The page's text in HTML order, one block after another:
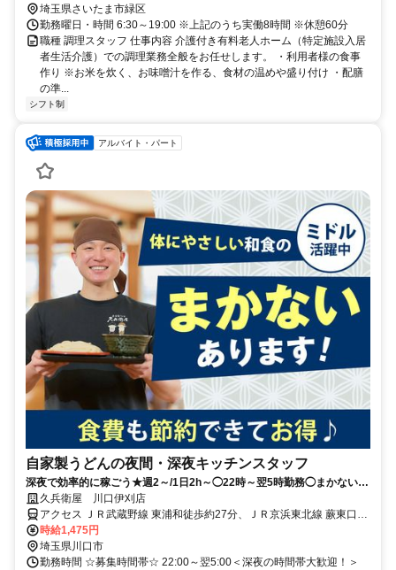
埼玉県さいたま市緑区
勤務曜日・時間 6:30～19:00 ※上記のうち実働8時間 ※休憩60分
職種 調理スタッフ 仕事内容 介護付き有料老人ホーム（特定施設入居
者生活介護）での調理業務全般をお任せします。 ・利用者様の食事
作り ※お米を炊く、お味噌汁を作る、食材の温めや盛り付け ・配膳
の準...
シフト制
アルバイト・パート
自家製うどんの夜間・深夜キッチンスタッフ
深夜で効率的に稼ごう★週2～/1日2h～◯22時～翌5時勤務◯まかない
（食事補助）あり
久兵衛屋 川口伊刈店
アクセス ＪＲ武蔵野線 東浦和徒歩約27分、ＪＲ京浜東北線 蕨東口徒
歩約41分、ＪＲ武蔵野線 南浦和東口徒歩約40分 車通勤可
時給1,475円
埼玉県川口市
勤務時間 ☆募集時間帯☆ 22:00～翌5:00＜深夜の時間帯大歓迎！＞